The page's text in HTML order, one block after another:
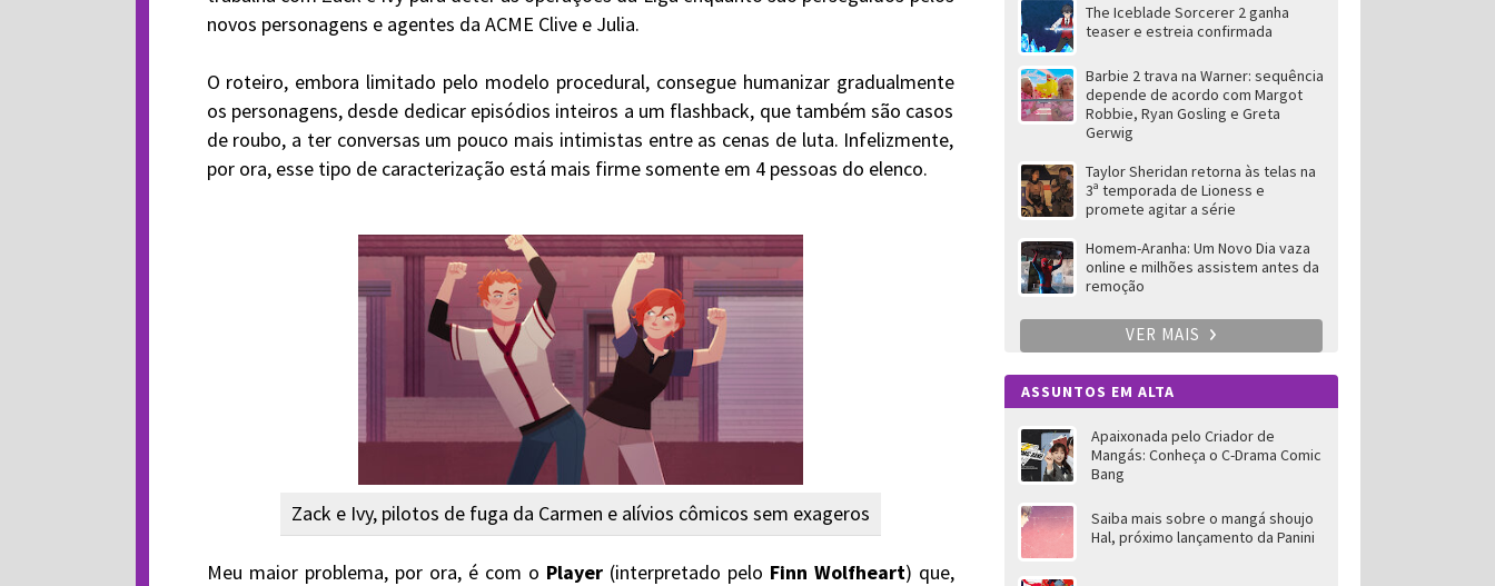
novos personagens e agentes da ACME Clive e Julia.
O roteiro, embora limitado pelo modelo procedural, consegue humanizar gradualmente
os personagens, desde dedicar episódios inteiros a um flashback, que também são casos
de roubo, a ter conversas um pouco mais intimistas entre as cenas de luta. Infelizmente,
por ora, esse tipo de caracterização está mais firme somente em 4 pessoas do elenco.
Zack e Ivy, pilotos de fuga da Carmen e alívios cômicos sem exageros
Meu maior problema, por ora, é com o Player(interpretado pelo Finn Wolfheart) que,
The Iceblade Sorcerer 2 ganha
teaser e estreia confirmada
Barbie 2 trava na Warner: sequência
depende de acordo com Margot
Robbie, Ryan Gosling e Greta
Gerwig
Taylor Sheridan retorna às telas na
3ª temporada de Lioness e
promete agitar a série
Homem-Aranha: Um Novo Dia vaza
online e milhões assistem antes da
remoção
VER MAIS
ASSUNTOS EM ALTA
Apaixonada pelo Criador de
Mangás: Conheça o C-Drama Comic
Bang
Saiba mais sobre o mangá shoujo
Hal, próximo lançamento da Panini